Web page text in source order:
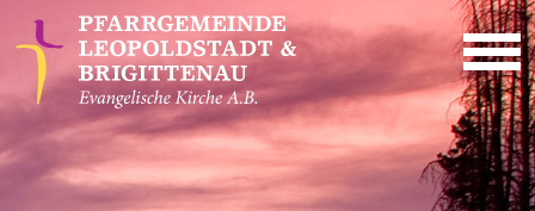
Direkt zum Inhalt